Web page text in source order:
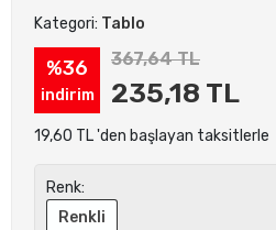
Kategori: Tablo
%36
indirim
367,64 TL
235,18 TL
19,60 TL 'den başlayan taksitlerle
Renk:
Renkli